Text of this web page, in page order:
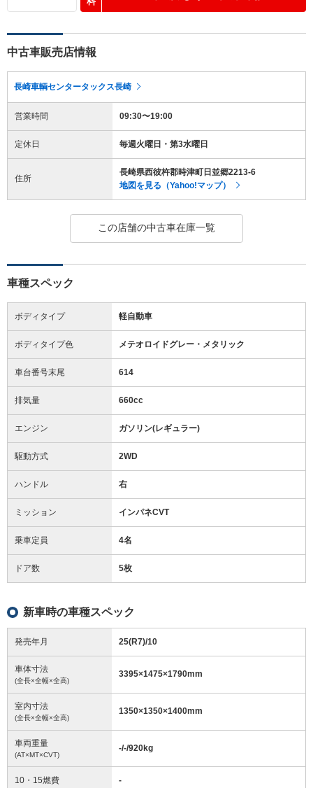
中古車販売店情報
長崎車輌センタータックス長崎
営業時間 09:30〜19:00
定休日 毎週火曜日・第3水曜日
住所
長崎県西彼杵郡時津町日並郷2213-6
地図を見る（Yahoo!マップ）
この店舗の中古車在庫一覧
車種スペック
ボディタイプ 軽自動車
ボディタイプ色 メテオロイドグレー・メタリック
車台番号末尾 614
排気量 660cc
エンジン ガソリン(レギュラー)
駆動方式 2WD
ハンドル 右
ミッション インパネCVT
乗車定員 4名
ドア数 5枚
新車時の車種スペック
発売年月 25(R7)/10
車体寸法
(全長×全幅×全高)
3395×1475×1790mm
室内寸法
(全長×全幅×全高)
1350×1350×1400mm
車両重量
(AT×MT×CVT)
-/-/920kg
10・15燃費 -